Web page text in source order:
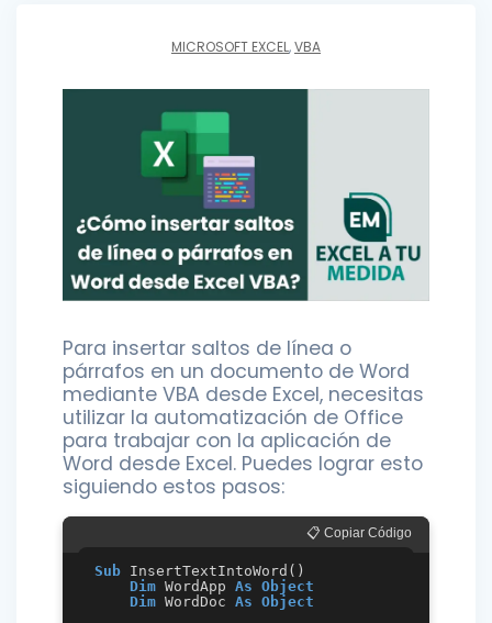
MICROSOFT EXCEL,VBA
Para insertar saltos de línea o
párrafos en un documento de Word
mediante VBA desde Excel, necesitas
utilizar la automatización de Office
para trabajar con la aplicación de
Word desde Excel. Puedes lograr esto
siguiendo estos pasos:
📋 Copiar Código
Sub InsertTextIntoWord()
Dim WordApp As Object
Dim WordDoc As Object